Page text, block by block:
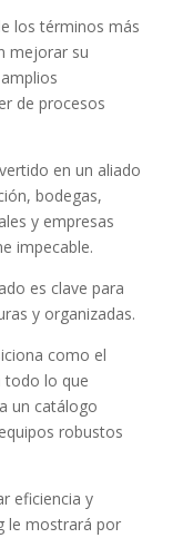
los términos más
mejorar su
de procesos
en un aliado
bodegas,
y empresas
impecable.
es clave para
y organizadas.
como el
todo lo que
un catálogo
robustos
eficiencia y
le mostrará por